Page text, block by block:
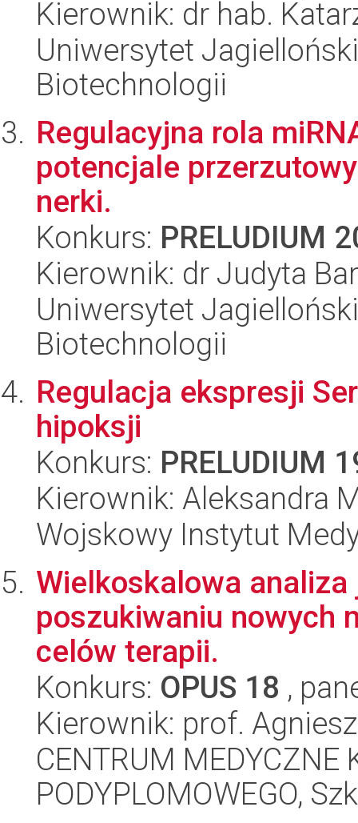
Kierownik: dr hab.
Uniwersytet
Biotechnologii
Regulacyjna rola
potencjale
nerki.
Konkurs: PRELUDIUM
Kierownik: dr Judyta
Uniwersytet
Biotechnologii
Regulacja ekspresji
hipoksji
Konkurs: PRELUDIUM
Kierownik: Aleksandra
Wojskowy Instytut
Wielkoskalowa
poszukiwaniu nowych
celów terapii.
Konkurs: OPUS 18 ,
Kierownik: prof.
CENTRUM MEDYCZNE
PODYPLOMOWEGO,